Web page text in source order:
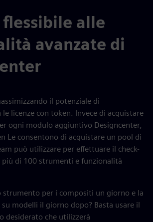
flessibile alle
avanzate di
il potenziale di
licenze con token. Invece di acquistare
ogni modulo aggiuntivo Designcenter,
Le consentono di acquistare un pool di
può utilizzare per effettuare il check-
più di 100 strumenti e funzionalità
strumento per i compositi un giorno e la
modelli il giorno dopo? Basta usare il
desiderato che utilizzerà